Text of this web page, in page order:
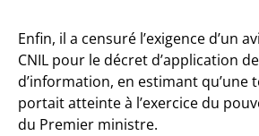
Enfin, il a censuré l’exigence d’un
CNIL pour le décret d’application
d’information, en estimant qu’une
portait atteinte à l’exercice du
du Premier ministre.